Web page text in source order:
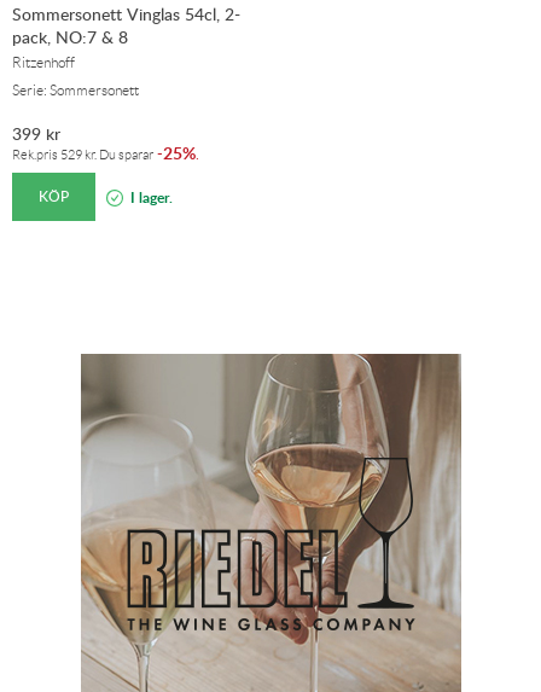
Sommersonett Vinglas 54cl, 2-
pack, NO:7 & 8
Ritzenhoff
Serie: Sommersonett
399 kr
Rek.pris 529 kr. Du sparar -25%
KÖP I lager.